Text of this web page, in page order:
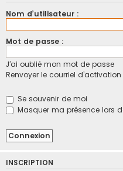
Nom d’utilisateur :
Mot de passe :
J’ai oublié mon mot de passe
Renvoyer le courriel d’activation
Se souvenir de moi
Masquer ma présence lors
INSCRIPTION